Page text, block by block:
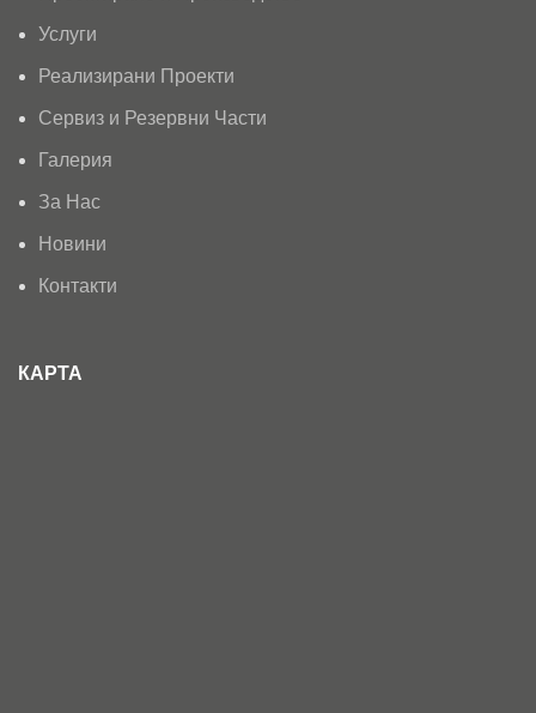
Услуги
Реализирани Проекти
Сервиз и Резервни Части
Галерия
За Нас
Новини
Контакти
КАРТА